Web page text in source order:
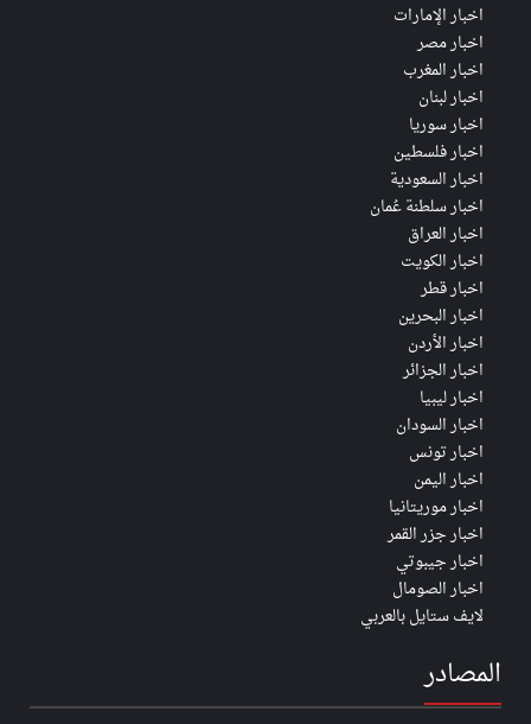
اخبار الإمارات
اخبار مصر
اخبار المغرب
اخبار لبنان
اخبار سوريا
اخبار فلسطين
اخبار السعودية
اخبار سلطنة عُمان
اخبار العراق
اخبار الكويت
اخبار قطر
اخبار البحرين
اخبار الأردن
اخبار الجزائر
اخبار ليبيا
اخبار السودان
اخبار تونس
اخبار اليمن
اخبار موريتانيا
اخبار جزر القمر
اخبار جيبوتي
اخبار الصومال
لايف ستايل بالعربي
المصادر